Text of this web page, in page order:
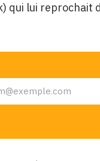
qui lui reprochait